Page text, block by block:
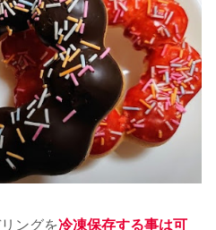
ングを冷凍保存する事は可